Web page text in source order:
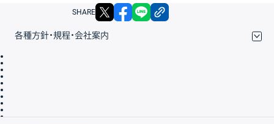
SHARE X facebook
各種方針・規程・会社案内
会社案内